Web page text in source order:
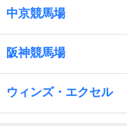
中京競馬場
阪神競馬場
ウィンズ・エクセル